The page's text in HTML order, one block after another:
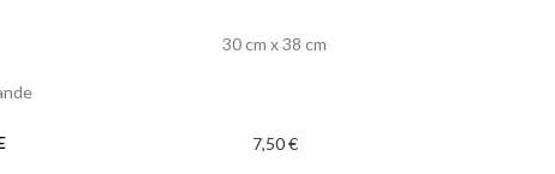
30 cm x 38 cm
7,50 €